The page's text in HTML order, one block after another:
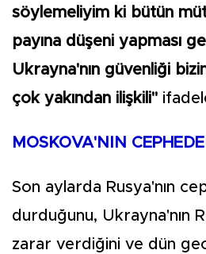
söylemeliyim ki bütün
payına düşeni yapması
Ukrayna'nın güvenliği
çok yakından ilişkili"
MOSKOVA'NIN
Son aylarda Rusya'nın
durduğunu, Ukrayna'nın
zarar verdiğini ve dün